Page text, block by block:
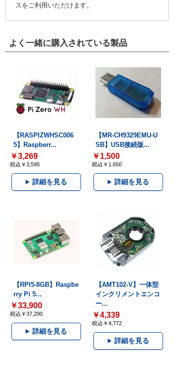
スをご利用いただけます。
よく一緒に購入されている製品
【RASPIZWHSC006
5】Raspberr...
￥3,269
税込￥3,595
詳細を見る
【MR-CH9329EMU-U
SB】USB接続版...
￥1,500
税込￥1,650
詳細を見る
【RPI5-8GB】Raspbe
rry Pi 5...
￥33,900
税込￥37,290
詳細を見る
【AMT102-V】一体型
インクリメントエンコ
ー...
￥4,339
税込￥4,772
詳細を見る